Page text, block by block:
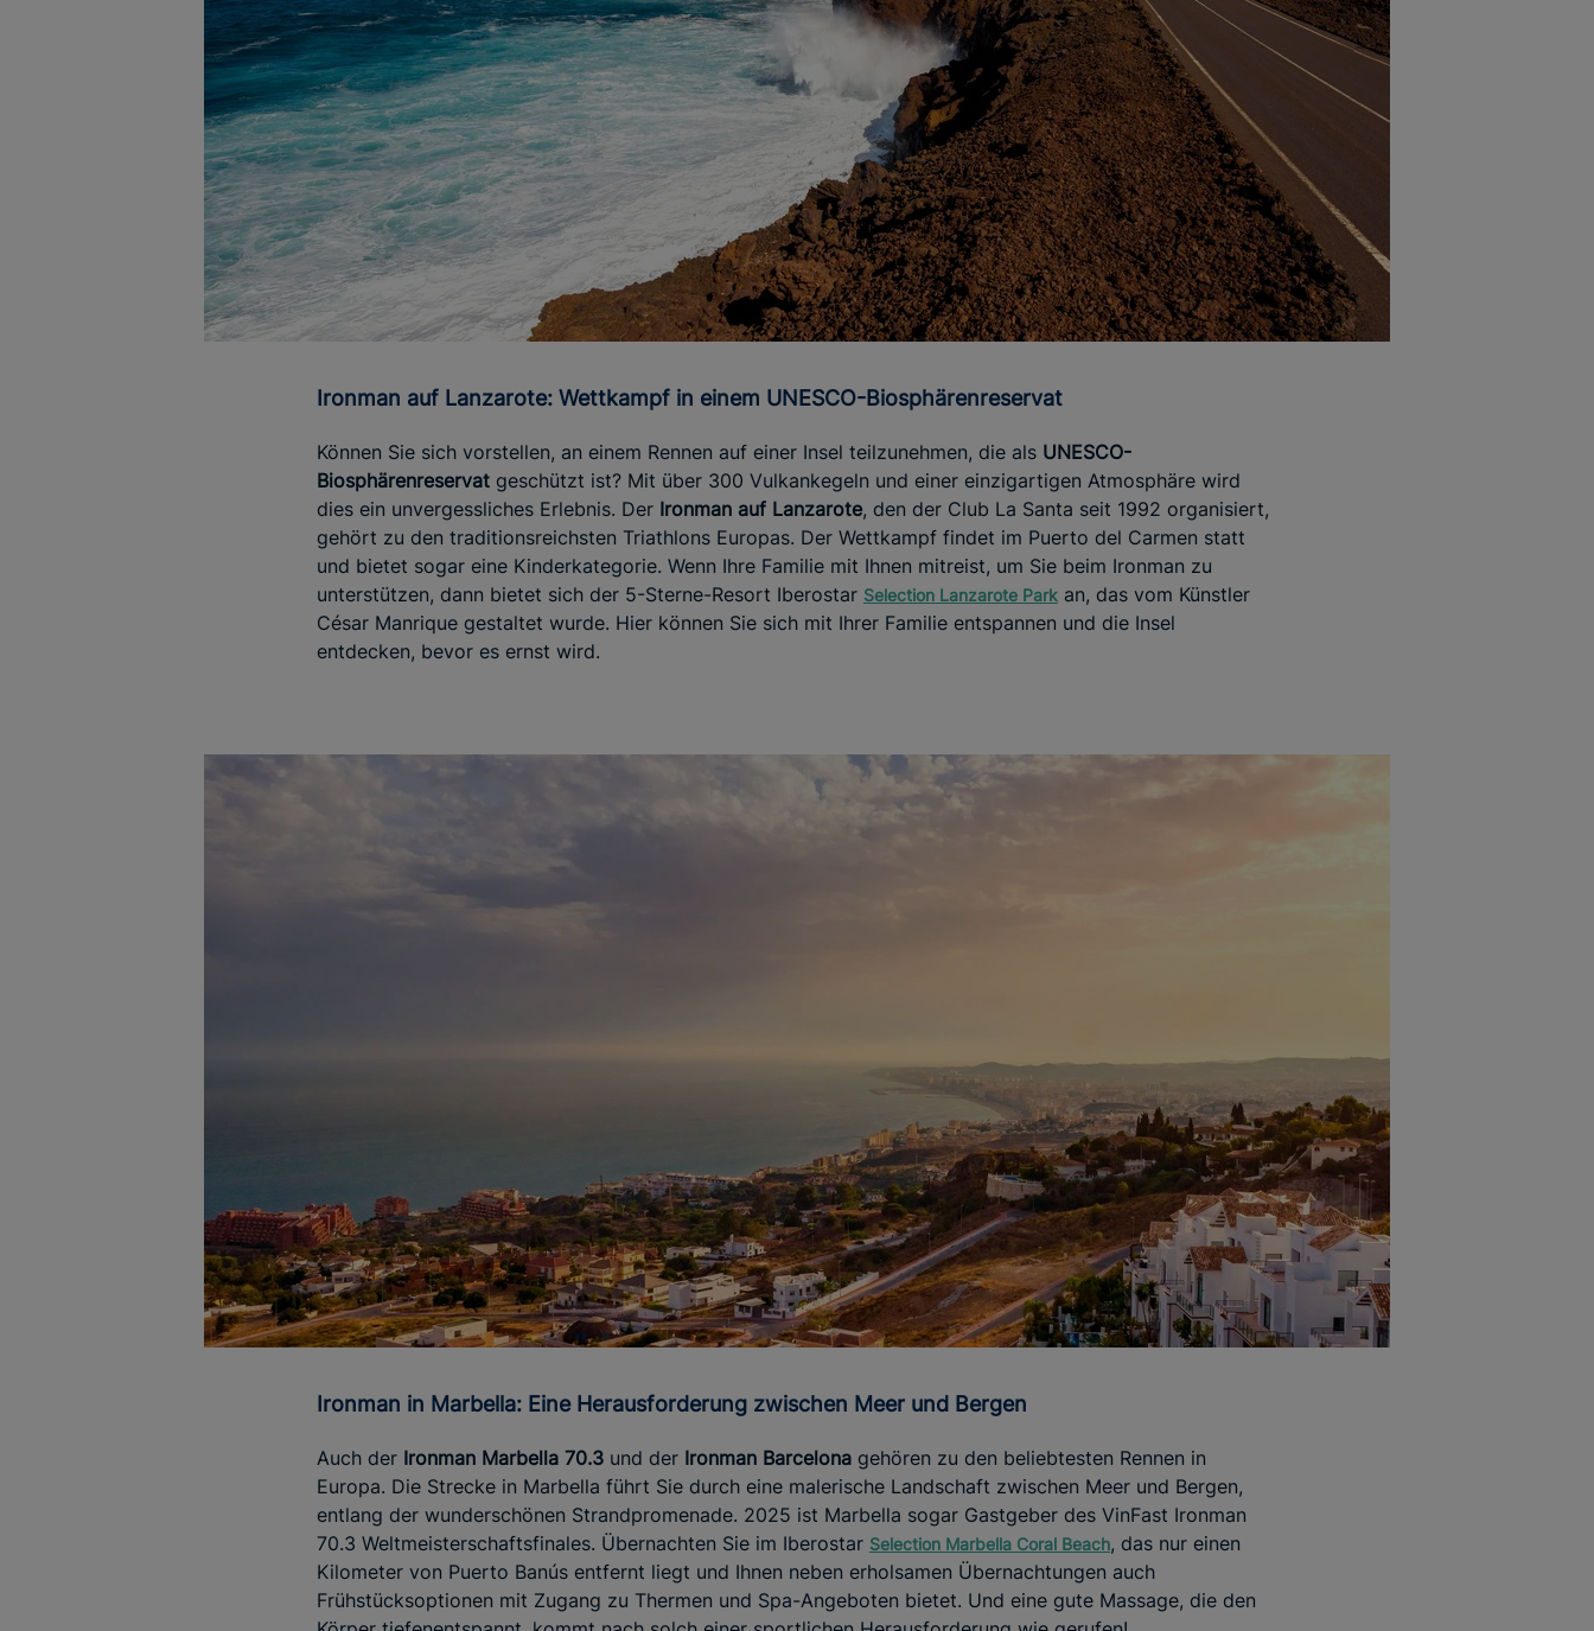
Ironman auf Lanzarote: Wettkampf in einem UNESCO-Biosphärenreservat
Können Sie sich vorstellen, an einem Rennen auf einer Insel teilzunehmen, die als UNESCO-
Biosphärenreservat geschützt ist? Mit über 300 Vulkankegeln und einer einzigartigen Atmosphäre wird
dies ein unvergessliches Erlebnis. Der Ironman auf Lanzarote, den der Club La Santa seit 1992 organisiert,
gehört zu den traditionsreichsten Triathlons Europas. Der Wettkampf findet im Puerto del Carmen statt
und bietet sogar eine Kinderkategorie. Wenn Ihre Familie mit Ihnen mitreist, um Sie beim Ironman zu
unterstützen, dann bietet sich der 5-Sterne-Resort Iberostar Selection Lanzarote Park an, das vom Künstler
César Manrique gestaltet wurde. Hier können Sie sich mit Ihrer Familie entspannen und die Insel
entdecken, bevor es ernst wird.
Ironman in Marbella: Eine Herausforderung zwischen Meer und Bergen
Auch der Ironman Marbella 70.3 und der Ironman Barcelona gehören zu den beliebtesten Rennen in
Europa. Die Strecke in Marbella führt Sie durch eine malerische Landschaft zwischen Meer und Bergen,
entlang der wunderschönen Strandpromenade. 2025 ist Marbella sogar Gastgeber des VinFast Ironman
70.3 Weltmeisterschaftsfinales. Übernachten Sie im Iberostar Selection Marbella Coral Beach, das nur einen
Kilometer von Puerto Banús entfernt liegt und Ihnen neben erholsamen Übernachtungen auch
Frühstücksoptionen mit Zugang zu Thermen und Spa-Angeboten bietet. Und eine gute Massage, die den